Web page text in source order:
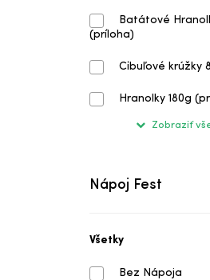
Syr v Žemli
Crispy Chicken Burger
Bacon Jalapeno Burger
Bryndzový Burger Menu
Batátové
(príloha)
Cibuľové krúžky
Hranolky 180g
Zobraziť
Nápoj Fest
Všetky
Bez Nápoja